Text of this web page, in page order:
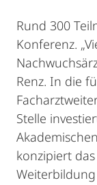
Rund 300
Konferenz.
Renz. In die
Stelle
konzipiert